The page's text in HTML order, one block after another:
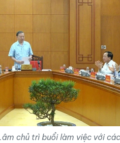
chủ trì buổi làm việc với